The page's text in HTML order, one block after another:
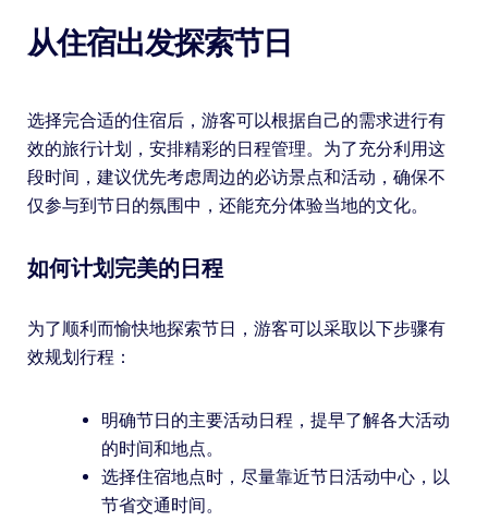
从住宿出发探索节日
选择完合适的住宿后，游客可以根据自己的需求进行有
效的旅行计划，安排精彩的日程管理。为了充分利用这
段时间，建议优先考虑周边的必访景点和活动，确保不
仅参与到节日的氛围中，还能充分体验当地的文化。
如何计划完美的日程
为了顺利而愉快地探索节日，游客可以采取以下步骤有
效规划行程：
明确节日的主要活动日程，提早了解各大活动
的时间和地点。
选择住宿地点时，尽量靠近节日活动中心，以
节省交通时间。